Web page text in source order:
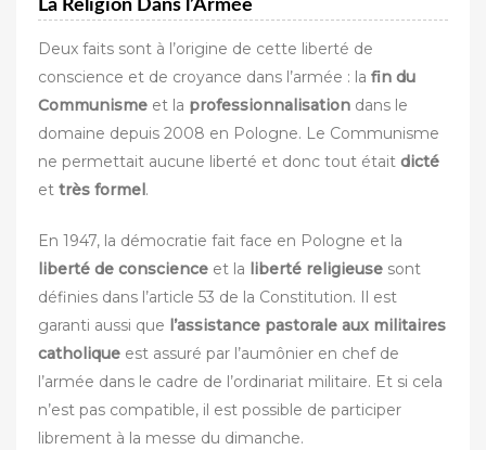
La Religion Dans l’Armée
Deux faits sont à l’origine de cette liberté de
conscience et de croyance dans l’armée : la fin du
Communisme et la professionnalisation dans le
domaine depuis 2008 en Pologne. Le Communisme
ne permettait aucune liberté et donc tout était dicté
et très formel .
En 1947, la démocratie fait face en Pologne et la
liberté de conscience et la liberté religieuse sont
définies dans l’article 53 de la Constitution. Il est
garanti aussi que l’assistance pastorale aux militaires
catholique est assuré par l’aumônier en chef de
l’armée dans le cadre de l’ordinariat militaire. Et si cela
n’est pas compatible, il est possible de participer
librement à la messe du dimanche.